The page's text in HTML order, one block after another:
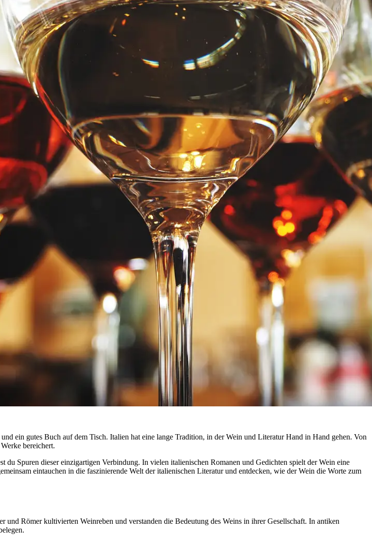
ein gutes Buch auf dem Tisch. Italien hat eine lange Tradition, in der Wein und Literatur Hand in Hand gehen. Von
bereichert.
du Spuren dieser einzigartigen Verbindung. In vielen italienischen Romanen und Gedichten spielt der Wein eine
eintauchen in die faszinierende Welt der italienischen Literatur und entdecken, wie der Wein die Worte zum
und Römer kultivierten Weinreben und verstanden die Bedeutung des Weins in ihrer Gesellschaft. In antiken